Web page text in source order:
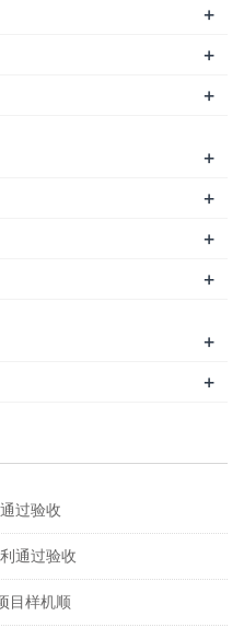
+
+
+
+
+
+
+
+
+
过验收
通过验收
目样机顺